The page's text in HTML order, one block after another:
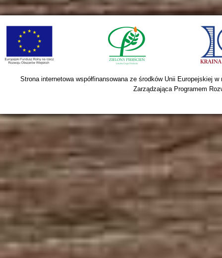
Strona internetowa współfinansowana ze środków Unii Europejskiej
Zarządzająca Programem